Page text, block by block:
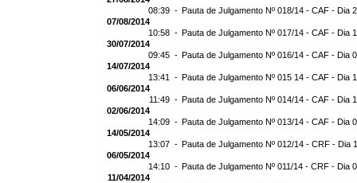
08:39 - Pauta de Julgamento Nº 018/14 - CAF - Dia
07/08/2014
10:58 - Pauta de Julgamento Nº 017/14 - CAF - Dia
30/07/2014
09:45 - Pauta de Julgamento Nº 016/14 - CAF - Dia
14/07/2014
13:41 - Pauta de Julgamento Nº 015 14 - CAF - Dia
06/06/2014
11:49 - Pauta de Julgamento Nº 014/14 - CAF - Dia
02/06/2014
14:09 - Pauta de Julgamento Nº 013/14 - CAF - Dia
14/05/2014
13:07 - Pauta de Julgamento Nº 012/14 - CRF - Dia
06/05/2014
14:10 - Pauta de Julgamento Nº 011/14 - CRF - Dia
11/04/2014